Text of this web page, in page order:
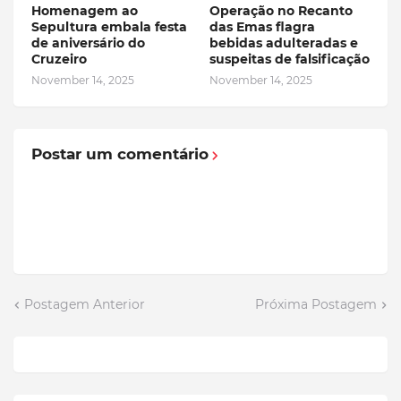
Homenagem ao
Sepultura embala festa
de aniversário do
Cruzeiro
November 14, 2025
Operação no Recanto
das Emas flagra
bebidas adulteradas e
suspeitas de falsificação
November 14, 2025
Postar um comentário
Postagem Anterior Próxima Postagem